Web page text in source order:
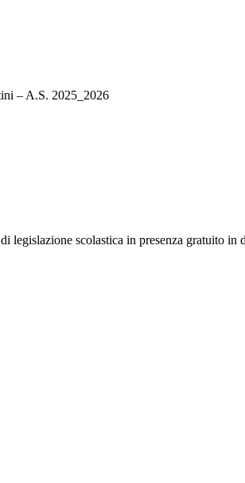
– A.S. 2025_2026
scolastica in presenza gratuito in